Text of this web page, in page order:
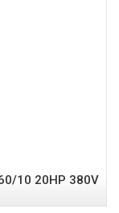
10 20HP 380V